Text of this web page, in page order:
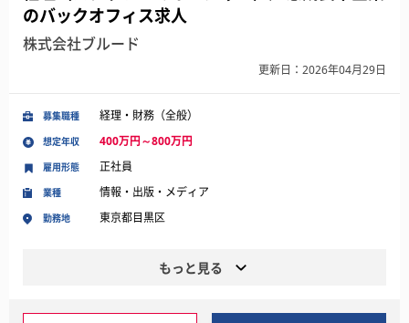
のバックオフィス求人
株式会社ブルード
更新日：2026年04月29日
募集職種 経理・財務（全般）
想定年収 400万円～800万円
業種 情報・出版・メディア
勤務地 東京都目黒区
雇用形態 正社員
もっと見る